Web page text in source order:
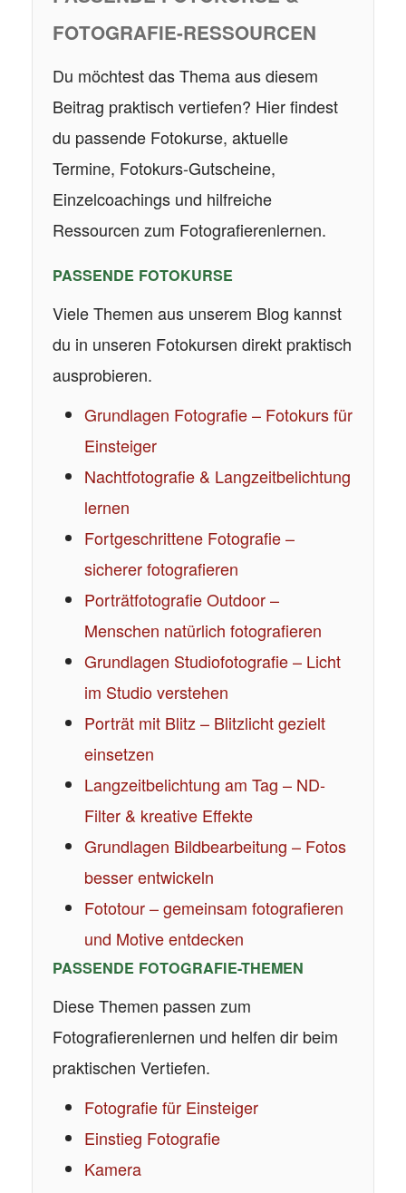
FOTOGRAFIE-RESSOURCEN
Du möchtest das Thema aus diesem
Beitrag praktisch vertiefen? Hier findest
du passende Fotokurse, aktuelle
Termine, Fotokurs-Gutscheine,
Einzelcoachings und hilfreiche
Ressourcen zum Fotografierenlernen.
PASSENDE FOTOKURSE
Viele Themen aus unserem Blog kannst
du in unseren Fotokursen direkt praktisch
ausprobieren.
Grundlagen Fotografie – Fotokurs für
Einsteiger
Nachtfotografie & Langzeitbelichtung
lernen
Fortgeschrittene Fotografie –
sicherer fotografieren
Porträtfotografie Outdoor –
Menschen natürlich fotografieren
Grundlagen Studiofotografie – Licht
im Studio verstehen
Porträt mit Blitz – Blitzlicht gezielt
einsetzen
Langzeitbelichtung am Tag – ND-
Filter & kreative Effekte
Grundlagen Bildbearbeitung – Fotos
besser entwickeln
Fototour – gemeinsam fotografieren
und Motive entdecken
PASSENDE FOTOGRAFIE-THEMEN
Diese Themen passen zum
Fotografierenlernen und helfen dir beim
praktischen Vertiefen.
Fotografie für Einsteiger
Einstieg Fotografie
Kamera